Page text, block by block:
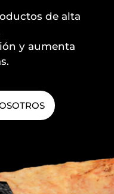
de alta
y aumenta